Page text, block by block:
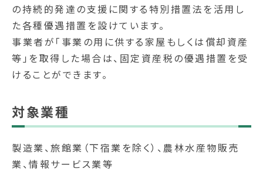
の持続的発達の支援に関する特別措置法を活用し
た各種優遇措置を設けています。
事業者が「事業の用に供する家屋もしくは償却資産
等」を取得した場合は、固定資産税の優遇措置を受
けることができます。
対象業種
製造業、旅館業（下宿業を除く）、農林水産物販売
業、情報サービス業等